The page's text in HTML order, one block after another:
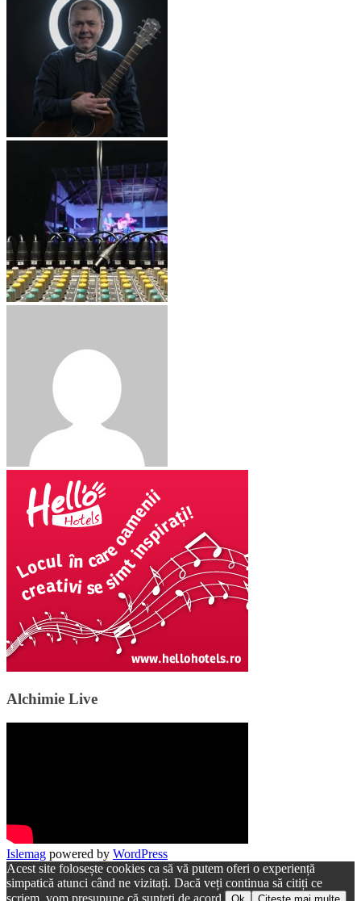
Alchimie Live
Islemag powered by WordPress
Acest site folosește cookies ca să vă putem oferi o experiență
simpatică atunci când ne vizitați. Dacă veți continua să citiți ce